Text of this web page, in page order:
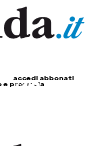
accedi abbonati
e provincia